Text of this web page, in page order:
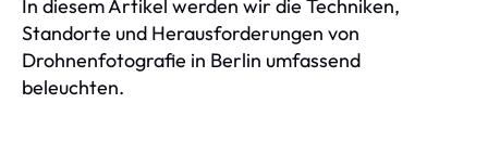
In diesem Artikel werden wir die Techniken,
Standorte und Herausforderungen von
Drohnenfotografie in Berlin umfassend
beleuchten.